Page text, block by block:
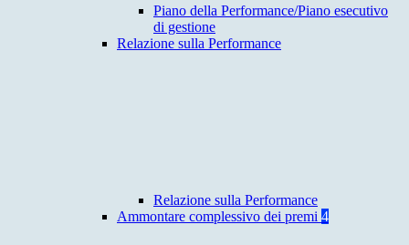
Piano della Performance/Piano esecutivo
di gestione
Relazione sulla Performance
Relazione sulla Performance
Ammontare complessivo dei premi 4